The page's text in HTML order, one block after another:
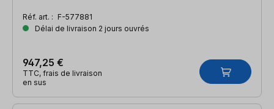
Réf. art. : F-577881
Délai de livraison 2 jours ouvrés
947,25 €
TTC, frais de livraison
en sus